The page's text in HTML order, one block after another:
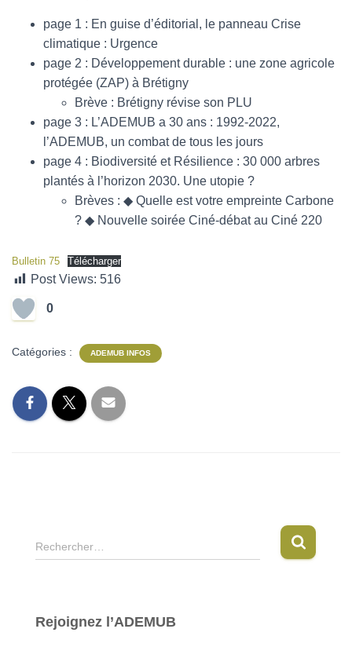
page 1 : En guise d’éditorial, le panneau Crise
climatique : Urgence
page 2 : Développement durable : une zone agricole
protégée (ZAP) à Brétigny
Brève : Brétigny révise son PLU
page 3 : L’ADEMUB a 30 ans : 1992-2022,
l’ADEMUB, un combat de tous les jours
page 4 : Biodiversité et Résilience : 30 000 arbres
plantés à l’horizon 2030. Une utopie ?
Brèves : ◆ Quelle est votre empreinte Carbone
? ◆ Nouvelle soirée Ciné-débat au Ciné 220
Bulletin 75 Télécharger
Post Views: 516
0
Catégories : ADEMUB INFOS
R
e
r
Rechercher…
Rejoignez l’ADEMUB